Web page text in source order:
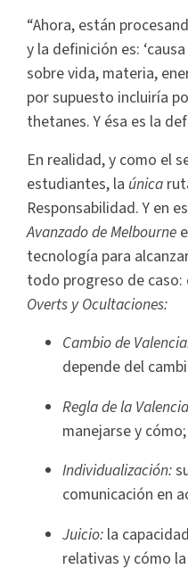
“Ahora, están
y la definición es:
sobre vida, materia,
por supuesto incluiría
thetanes. Y ésa es la
En realidad, y como el
estudiantes, la única
Responsabilidad. Y en
Avanzado de Melbourne
tecnología para
todo progreso de
Overts y Ocultaciones:
Cambio de
depende del
Regla de la
manejarse y cómo;
Individualización:
comunicación en
Juicio: la
relativas y cómo